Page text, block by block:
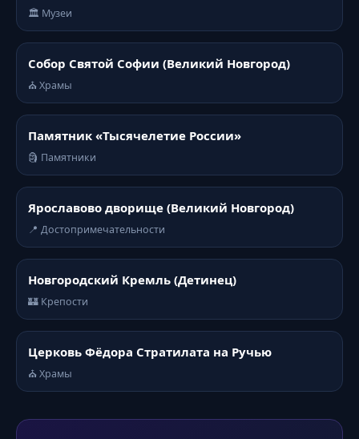
🏛️ Музеи
Собор Святой Софии (Великий Новгород)
⛪ Храмы
Памятник «Тысячелетие России»
🗿 Памятники
Ярославово дворище (Великий Новгород)
📍 Достопримечательности
Новгородский Кремль (Детинец)
🏰 Крепости
Церковь Фёдора Стратилата на Ручью
⛪ Храмы